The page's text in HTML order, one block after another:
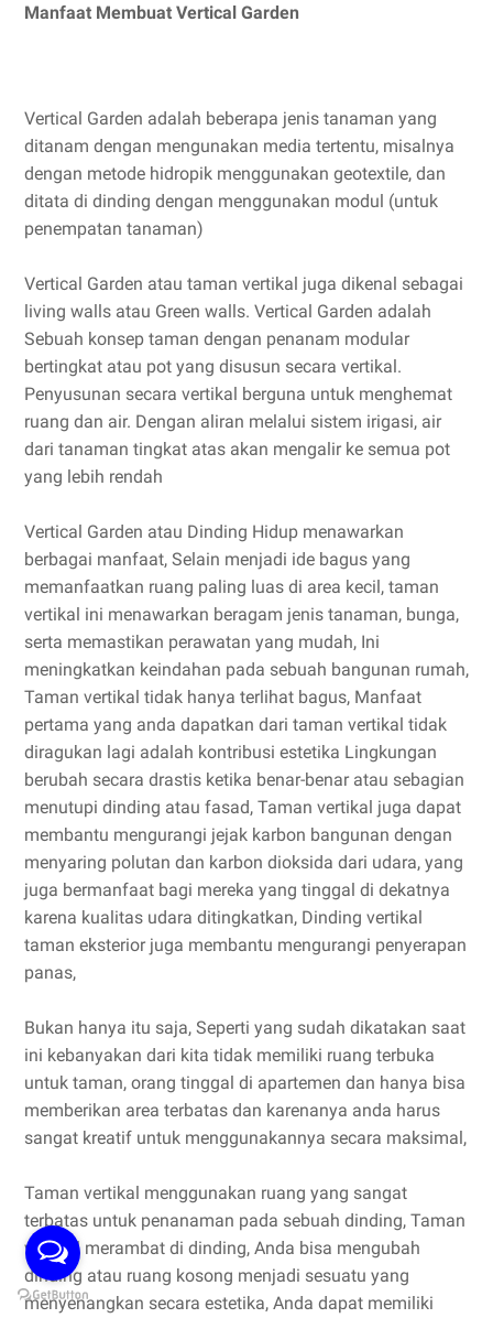
Manfaat Membuat Vertical Garden
Vertical Garden adalah beberapa jenis tanaman yang
ditanam dengan mengunakan media tertentu, misalnya
dengan metode hidropik menggunakan geotextile, dan
ditata di dinding dengan menggunakan modul (untuk
penempatan tanaman)
Vertical Garden atau taman vertikal juga dikenal sebagai
living walls atau Green walls. Vertical Garden adalah
Sebuah konsep taman dengan penanam modular
bertingkat atau pot yang disusun secara vertikal.
Penyusunan secara vertikal berguna untuk menghemat
ruang dan air. Dengan aliran melalui sistem irigasi, air
dari tanaman tingkat atas akan mengalir ke semua pot
yang lebih rendah
Vertical Garden atau Dinding Hidup menawarkan
berbagai manfaat, Selain menjadi ide bagus yang
memanfaatkan ruang paling luas di area kecil, taman
vertikal ini menawarkan beragam jenis tanaman, bunga,
serta memastikan perawatan yang mudah, Ini
meningkatkan keindahan pada sebuah bangunan rumah,
Taman vertikal tidak hanya terlihat bagus, Manfaat
pertama yang anda dapatkan dari taman vertikal tidak
diragukan lagi adalah kontribusi estetika Lingkungan
berubah secara drastis ketika benar-benar atau sebagian
menutupi dinding atau fasad, Taman vertikal juga dapat
membantu mengurangi jejak karbon bangunan dengan
menyaring polutan dan karbon dioksida dari udara, yang
juga bermanfaat bagi mereka yang tinggal di dekatnya
karena kualitas udara ditingkatkan, Dinding vertikal
taman eksterior juga membantu mengurangi penyerapan
panas,
Bukan hanya itu saja, Seperti yang sudah dikatakan saat
ini kebanyakan dari kita tidak memiliki ruang terbuka
untuk taman, orang tinggal di apartemen dan hanya bisa
memberikan area terbatas dan karenanya anda harus
sangat kreatif untuk menggunakannya secara maksimal,
Taman vertikal menggunakan ruang yang sangat
terbatas untuk penanaman pada sebuah dinding, Taman
vertikal merambat di dinding, Anda bisa mengubah
dinding atau ruang kosong menjadi sesuatu yang
menyenangkan secara estetika, Anda dapat memiliki